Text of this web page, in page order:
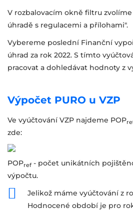
V rozbalovacím okně filtru
úhradě s regulacemi a přílohami".
Vybereme poslední Finanční
úhrad za rok 2022. S tímto
pracovat a dohledávat hodnoty z
Výpočet PURO u VZP
Ve vyúčtování VZP najdeme POP
zde:
POPref - počet unikátních
výpočtu.
Jelikož máme vyúčtování z
Hodnocené období je pro